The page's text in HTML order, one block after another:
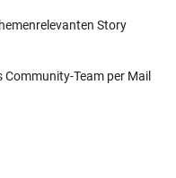
Story
Community-Team per Mail